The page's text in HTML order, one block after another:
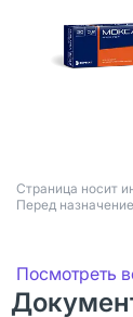
Страница носит
Перед
Посмотреть